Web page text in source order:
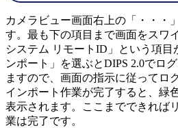
カメラビュー画面右上の「・・・
す。最も下の項目まで画面をスワ
システム リモートID」という項目
ンポート」を選ぶとDIPS 2.0でロ
ますので、画面の指示に従ってロ
インポート作業が完了すると、緑
表示されます。ここまでできれば
業は完了です。